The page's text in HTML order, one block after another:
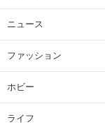
ニュース
ファッション
ホビー
ライフ